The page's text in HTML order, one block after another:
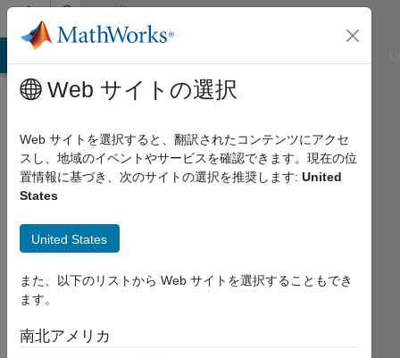
コンテンツへスキップ
Community
Profile
MATLAB
Answers
Month
Streak
37
Web サイトの選択
Web サイトを選択すると、翻訳されたコンテンツにアクセ
スし、地域のイベントやサービスを確認できます。現在の位
置情報に基づき、次のサイトの選択を推奨します: United
States
United States
また、以下のリストから Web サイトを選択することもでき
ます。
南北アメリカ